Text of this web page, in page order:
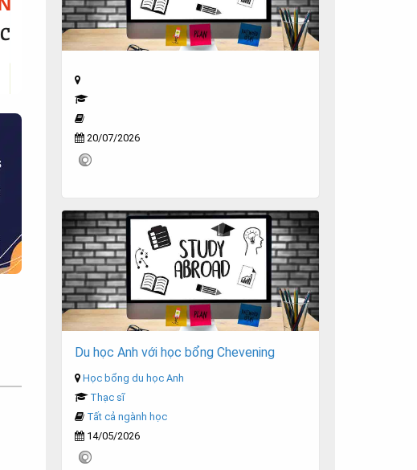
20/07/2026
Du học Anh với học bổng Chevening
Học bổng du học Anh
Thạc sĩ
Tất cả ngành học
14/05/2026